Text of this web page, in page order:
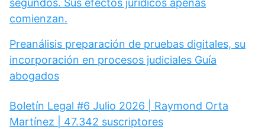
segundos. Sus efectos jurídicos apenas
comienzan.
Preanálisis preparación de pruebas digitales, su
incorporación en procesos judiciales Guía
abogados
Boletín Legal #6 Julio 2026 | Raymond Orta
Martínez | 47.342 suscriptores